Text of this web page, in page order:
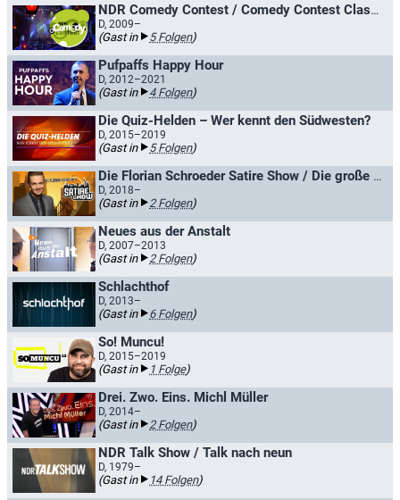
NDR Comedy Contest / Comedy Contest Classics
D, 2009–
(Gast in 5 Folgen)
Pufpaffs Happy Hour
D, 2012–2021
(Gast in 4 Folgen)
Die Quiz-Helden – Wer kennt den Südwesten?
D, 2015–2019
(Gast in 5 Folgen)
Die Florian Schroeder Satire Show / Die große radioeins Satireshow
D, 2018–
(Gast in 2 Folgen)
Neues aus der Anstalt
D, 2007–2013
(Gast in 2 Folgen)
Schlachthof
D, 2013–
(Gast in 6 Folgen)
So! Muncu!
D, 2015–2019
(Gast in 1 Folge)
Drei. Zwo. Eins. Michl Müller
D, 2014–
(Gast in 2 Folgen)
NDR Talk Show / Talk nach neun
D, 1979–
(Gast in 14 Folgen)